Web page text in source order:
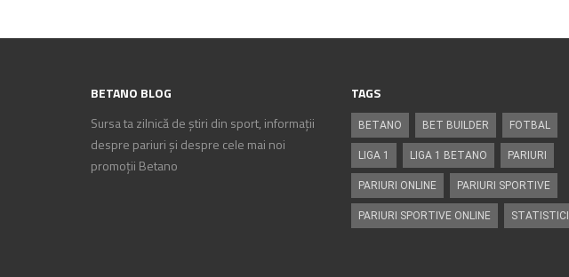
BETANO BLOG
Sursa ta zilnică de știri din sport, informații
despre pariuri și despre cele mai noi
promoții Betano
TAGS
BETANO BET BUILDER FOTBAL
LIGA 1 LIGA 1 BETANO PARIURI
PARIURI ONLINE PARIURI SPORTIVE
PARIURI SPORTIVE ONLINE STATISTICI